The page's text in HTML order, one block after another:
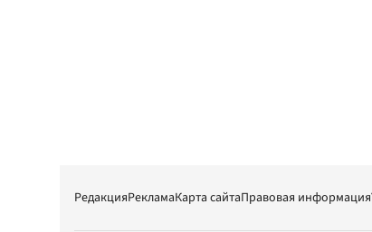
РедакцияРекламаКарта сайтаПравовая информация